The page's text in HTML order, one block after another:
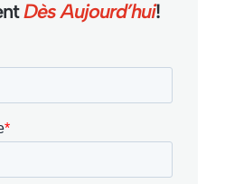
Dès Aujourd’hui!